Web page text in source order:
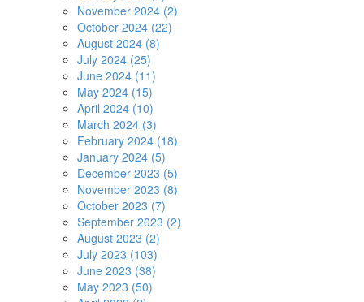
November 2024 (2)
October 2024 (22)
August 2024 (8)
July 2024 (25)
June 2024 (11)
May 2024 (15)
April 2024 (10)
March 2024 (3)
February 2024 (18)
January 2024 (5)
December 2023 (5)
November 2023 (8)
October 2023 (7)
September 2023 (2)
August 2023 (2)
July 2023 (103)
June 2023 (38)
May 2023 (50)